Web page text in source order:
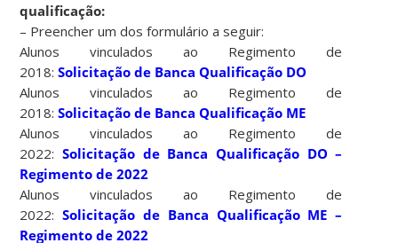
qualificação:
– Preencher um dos formulário a seguir:
Alunos vinculados ao Regimento de
2018:Solicitação de Banca Qualificação DO
Alunos vinculados ao Regimento de
2018:Solicitação de Banca Qualificação ME
Alunos vinculados ao Regimento de
2022:Solicitação de Banca Qualificação DO –
Regimento de 2022
Alunos vinculados ao Regimento de
2022:Solicitação de Banca Qualificação ME –
Regimento de 2022